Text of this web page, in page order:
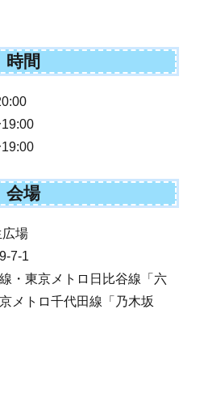
時間
会場
場
7-1
・東京メトロ日比谷線「六
メトロ千代田線「乃木坂